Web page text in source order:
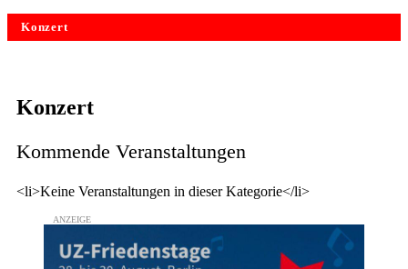
Konzert
Konzert
Kommende Veranstaltungen
<li>Keine Veranstaltungen in dieser Kategorie</li>